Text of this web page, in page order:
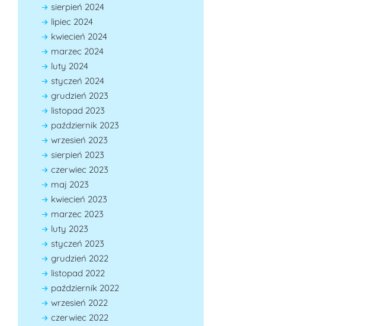
sierpień 2024
lipiec 2024
kwiecień 2024
marzec 2024
luty 2024
styczeń 2024
grudzień 2023
listopad 2023
październik 2023
wrzesień 2023
sierpień 2023
czerwiec 2023
maj 2023
kwiecień 2023
marzec 2023
luty 2023
styczeń 2023
grudzień 2022
listopad 2022
październik 2022
wrzesień 2022
czerwiec 2022